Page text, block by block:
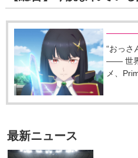
“おっさ
―― 世界
メ、
最新ニュース